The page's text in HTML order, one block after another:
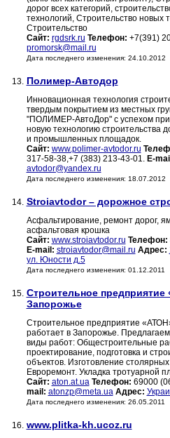
дорог всех категорий,
технологий, Строительство новых
Строительство
Сайт: rgdsrk.ru Телефон: +7(391)
promorsk@mail.ru
Дата последнего изменения: 24.10.2012
13. Полимер-Автодор
Инновационная технология
твердым покрытием из местных
"ПОЛИМЕР-АвтоДор" с успехом
новую технологию строительства
и промышленных площадок.
Сайт: www.polimer-avtodor.ru
317-58-38,+7 (383) 213-43-01. E-
avtodor@yandex.ru
Дата последнего изменения: 18.07.2012
14. Stroiavtodor – дорожное
Асфальтирование, ремонт дорог,
асфальтовая крошка
Сайт: www.stroiavtodor.ru Телефон:
E-mail: stroiavtodor@mail.ru Адрес:
ул. Юности д.5
Дата последнего изменения: 01.12.2011
15. Строительное предприятие
Запорожье
Строительное предприятие
работает в Запорожье.
виды работ: Общестроительные
проектирование, подготовка и
объектов. Изготовление
Евроремонт. Укладка тротуарной
Сайт: aton.at.ua Телефон: 69000
mail: atonzp@meta.ua Адрес:
Дата последнего изменения: 26.05.2011
16. www.plitka-kh.ucoz.ru